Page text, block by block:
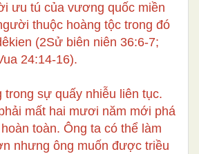
ưu tú của vương quốc miền
thuộc hoàng tộc trong đó
(2Sử biên niên 36:6-7;
24:14-16).
trong sự quấy nhiễu liên tục.
mất hai mươi năm mới phá
toàn. Ông ta có thể làm
nhưng ông muốn được triều